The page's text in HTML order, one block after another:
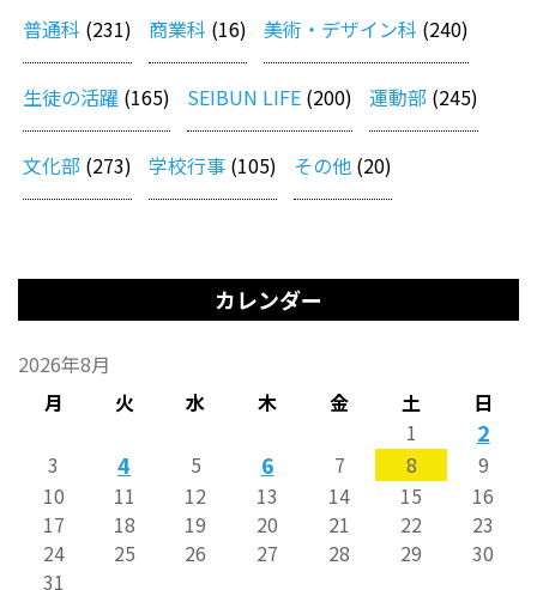
普通科 (231) 商業科 (16) 美術・デザイン科 (240)
生徒の活躍 (165) SEIBUN LIFE (200) 運動部 (245)
文化部 (273) 学校行事 (105) その他 (20)
カレンダー
2026年8月
月
火 水 木 金 土 日
1 2
3 4 5 6 7 8
9
10
11 12 13 14 15
16
17
18 19 20 21 22
23
24
25 26 27 28 29
30
31